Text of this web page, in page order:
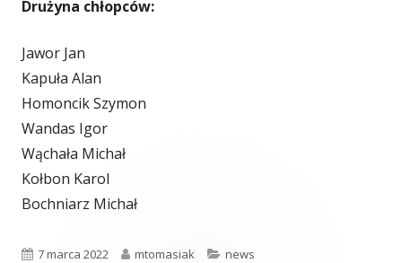
Drużyna chłopców:
Jawor Jan
Kapuła Alan
Homoncik Szymon
Wandas Igor
Wąchała Michał
Kołbon Karol
Bochniarz Michał
Opublikowano
7 marca 2022 Autor
mtomasiak Kategorie
news